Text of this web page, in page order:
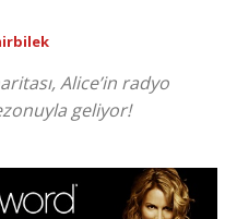
Alice’in radyo
geliyor!​